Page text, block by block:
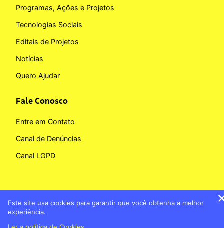
Programas, Ações e Projetos
Tecnologias Sociais
Editais de Projetos
Notícias
Quero Ajudar
Fale Conosco
Entre em Contato
Canal de Denúncias
Canal LGPD
Este site usa cookies para garantir que você obtenha a melhor
experiência.